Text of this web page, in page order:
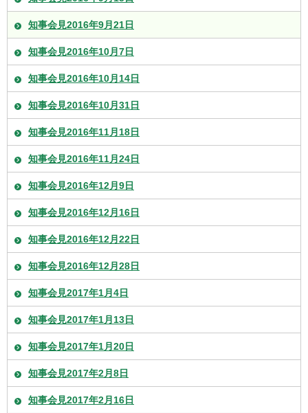
知事会見2016年9月21日
知事会見2016年10月7日
知事会見2016年10月14日
知事会見2016年10月31日
知事会見2016年11月18日
知事会見2016年11月24日
知事会見2016年12月9日
知事会見2016年12月16日
知事会見2016年12月22日
知事会見2016年12月28日
知事会見2017年1月4日
知事会見2017年1月13日
知事会見2017年1月20日
知事会見2017年2月8日
知事会見2017年2月16日